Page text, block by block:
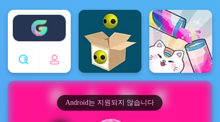
Enjoy4fun
Android는 지원되지 않습니다